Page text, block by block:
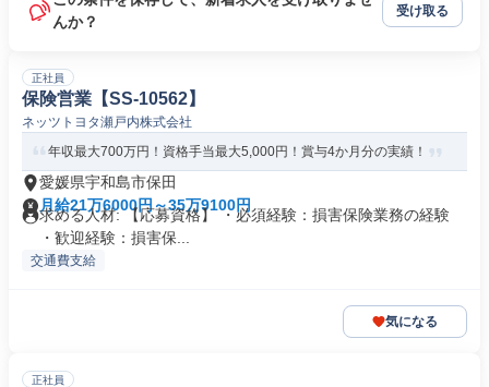
んか？
受け取る
正社員
保険営業【SS-10562】
ネッツトヨタ瀬戸内株式会社
年収最大700万円！資格手当最大5,000円！賞与4か月分の実績！
愛媛県宇和島市保田
月給21万6000円～35万9100円
求める人材: 【応募資格】 ・必須経験：損害保険業務の経験
・歓迎経験：損害保...
交通費支給
気になる
正社員